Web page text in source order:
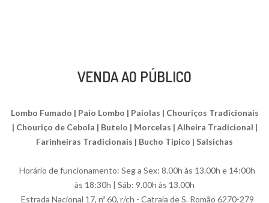
VENDA AO PÚBLICO
Lombo Fumado | Paio Lombo | Paiolas | Chouriços Tradicionais
| Chouriço de Cebola | Butelo | Morcelas | Alheira Tradicional |
Farinheiras Tradicionais | Bucho Tipico | Salsichas
Horário de funcionamento: Seg a Sex: 8.00h às 13.00h e 14:00h
às 18:30h | Sáb: 9.00h às 13.00h
Estrada Nacional 17, nº 60, r/ch - Catraia de S. Romão 6270-279